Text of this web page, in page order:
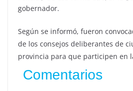
gobernador.
Según se informó, fueron
de los consejos deliberantes de
provincia para que participen en
Comentarios